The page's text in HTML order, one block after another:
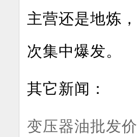
主营还是地炼
次集中爆发。
其它新闻：
变压器油批发